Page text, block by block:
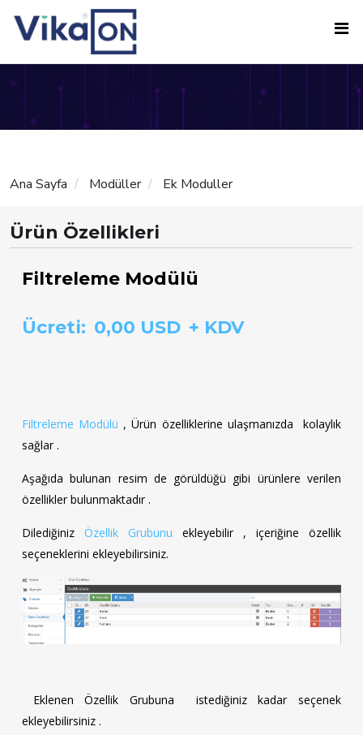
Ana Sayfa Modüller Ek Moduller
Ürün Özellikleri
Filtreleme Modülü
Ücreti: 0,00 USD + KDV
Filtreleme Modülü , Ürün özelliklerine ulaşmanızda kolaylık
sağlar .
Aşağıda bulunan resim de görüldüğü gibi ürünlere verilen
özellikler bulunmaktadır .
Dilediğiniz Özellik Grubunu ekleyebilir , içeriğine özellik
seçeneklerini ekleyebilirsiniz.
Eklenen Özellik Grubuna istediğiniz kadar seçenek
ekleyebilirsiniz .